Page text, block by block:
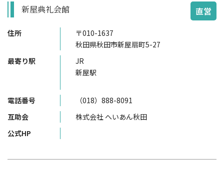
新屋典礼会館 直営
住所
〒010-1637
秋田県秋田市新屋扇町5-27
最寄り駅
JR
新屋駅
電話番号
（018）888-8091
互助会
株式会社 へいあん秋田
公式HP